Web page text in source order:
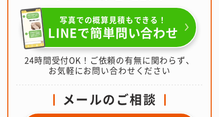
写真での概算見積もできる！
LINEで簡単問い合わせ
24時間受付OK！ご依頼の有無に関わらず、
お気軽にお問い合わせください
メールのご相談